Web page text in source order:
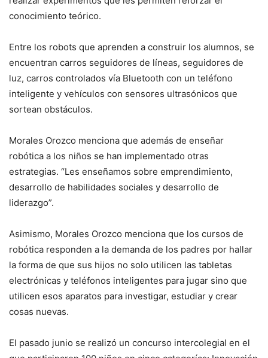
conocimiento teórico.
Entre los robots que aprenden a construir los alumnos, se
encuentran carros seguidores de líneas, seguidores de
luz, carros controlados vía Bluetooth con un teléfono
inteligente y vehículos con sensores ultrasónicos que
sortean obstáculos.
Morales Orozco menciona que además de enseñar
robótica a los niños se han implementado otras
estrategias. “Les enseñamos sobre emprendimiento,
desarrollo de habilidades sociales y desarrollo de
liderazgo”.
Asimismo, Morales Orozco menciona que los cursos de
robótica responden a la demanda de los padres por hallar
la forma de que sus hijos no solo utilicen las tabletas
electrónicas y teléfonos inteligentes para jugar sino que
utilicen esos aparatos para investigar, estudiar y crear
cosas nuevas.
El pasado junio se realizó un concurso intercolegial en el